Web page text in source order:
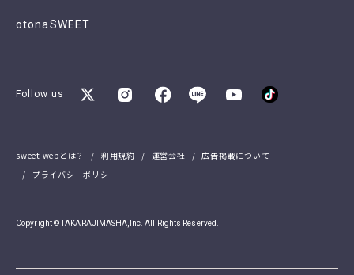
otonaSWEET
Follow us
sweet webとは？ 利用規約 運営会社
広告掲載について
プライバシーポリシー
Copyright © TAKARAJIMASHA,Inc. All Rights Reserved.